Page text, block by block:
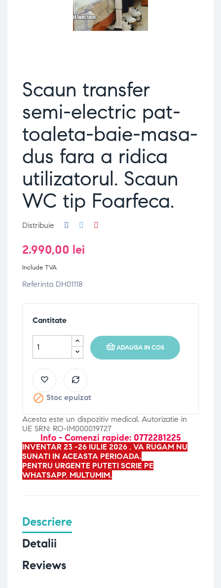
Scaun transfer
semi-electric pat-
toaleta-baie-masa-
dus fara a ridica
utilizatorul. Scaun
WC tip Foarfeca.
Distribuie
2.990,00 lei
Include TVA
Referinta DH01118
Cantitate
ADAUGA IN COS
 Stoc epuizat
Acesta este un dispozitiv medical. Autorizatie in
UE SRN: RO-IM000019727
Info - Comenzi rapide: 0772281225
INVENTAR 23 -26 IULIE 2026 . VA RUGAM NU
SUNATI IN ACEASTA PERIOADA.
PENTRU URGENTE PUTETI SCRIE PE
WHATSAPP. MULTUMIM.
Descriere
Detalii
Reviews